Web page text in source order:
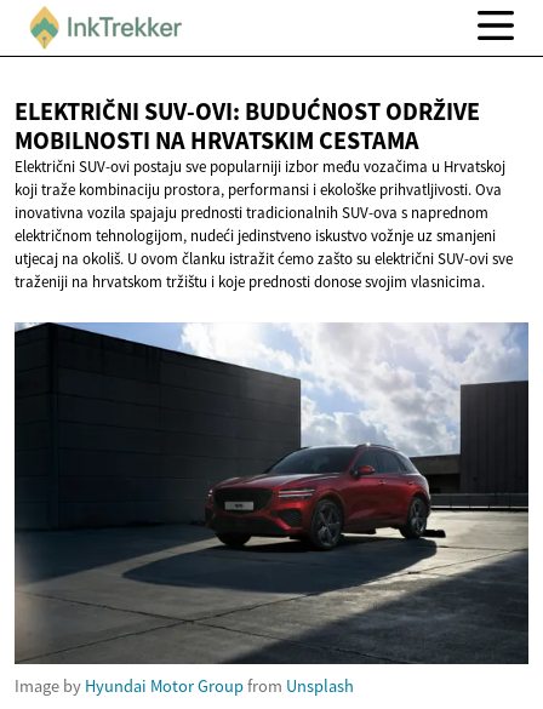
ELEKTRIČNI SUV-OVI: BUDUĆNOST ODRŽIVE
MOBILNOSTI NAHRVATSKIM CESTAMA
Električni SUV-ovi postaju sve popularniji izbor među vozačima u Hrvatskoj
koji traže kombinaciju prostora, performansi i ekološke prihvatljivosti. Ova
inovativna vozila spajaju prednosti tradicionalnih SUV-ova s naprednom
električnom tehnologijom, nudeći jedinstveno iskustvo vožnje uz smanjeni
utjecaj na okoliš. U ovom članku istražit ćemo zašto su električni SUV-ovi sve
traženiji na hrvatskom tržištu i koje prednosti donose svojim vlasnicima.
Image by Hyundai Motor Groupfrom Unsplash